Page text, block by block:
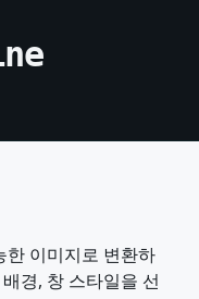
한 이미지로 변환하
경, 창 스타일을 선